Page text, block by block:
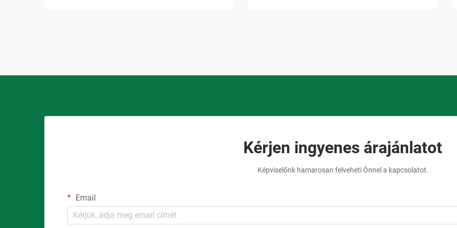
Kérjen ingyenes árajánlatot
Képviselőnk hamarosan felveheti Önnel a kapcsolatot.
Email